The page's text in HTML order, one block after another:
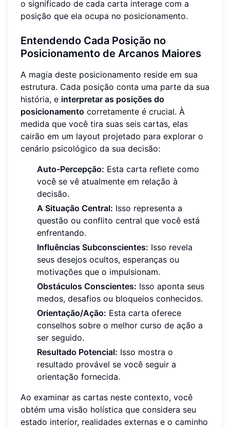
o significado de cada carta interage com a
posição que ela ocupa no posicionamento.
Entendendo Cada Posição no
Posicionamento de Arcanos Maiores
A magia deste posicionamento reside em sua
estrutura. Cada posição conta uma parte da sua
história, e interpretar as posições do
posicionamento corretamente é crucial. À
medida que você tira suas seis cartas, elas
cairão em um layout projetado para explorar o
cenário psicológico da sua decisão:
Auto-Percepção: Esta carta reflete como
você se vê atualmente em relação à
decisão.
A Situação Central: Isso representa a
questão ou conflito central que você está
enfrentando.
Influências Subconscientes: Isso revela
seus desejos ocultos, esperanças ou
motivações que o impulsionam.
Obstáculos Conscientes: Isso aponta seus
medos, desafios ou bloqueios conhecidos.
Orientação/Ação: Esta carta oferece
conselhos sobre o melhor curso de ação a
ser seguido.
Resultado Potencial: Isso mostra o
resultado provável se você seguir a
orientação fornecida.
Ao examinar as cartas neste contexto, você
obtém uma visão holística que considera seu
estado interior, realidades externas e o caminho